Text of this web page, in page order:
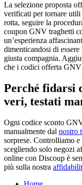
La selezione proposta
verificati per tornare utili
rotta, seguire la
coupon GNV traghetti
un’esperienza
dimenticandosi di
giusta compagnia.
che i codici offerta
Perché fidarsi
veri, testati
Ogni codice sconto
manualmente dal nostro
sorprese. Controlliamo
scegliendo solo negozi
online con Discoup è
più sulla nostra